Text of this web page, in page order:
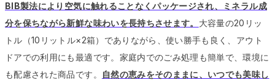
BIB製法により空気に触れることなくパッケージされ、ミネラル成
分を保ちながら新鮮な味わいを長持ちさせます。 大容量の20リッ
トル（10リットル×2箱）でありながら、使い勝手も良く、アウト
ドアでの利用にも最適です。 家庭内でのごみ処理も簡単で、環境に
も配慮された商品です。
自然の恵みをそのままに、いつでも美味し